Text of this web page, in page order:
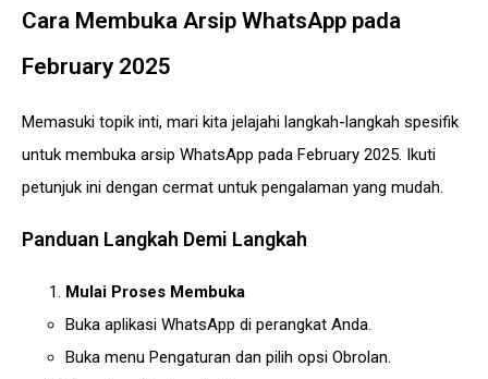
Cara Membuka Arsip WhatsApp pada
February 2025
Memasuki topik inti, mari kita jelajahi langkah-langkah spesifik
untuk membuka arsip WhatsApp pada February 2025. Ikuti
petunjuk ini dengan cermat untuk pengalaman yang mudah.
Panduan Langkah Demi Langkah
Mulai Proses Membuka
Buka aplikasi WhatsApp di perangkat Anda.
Buka menu Pengaturan dan pilih opsi Obrolan.